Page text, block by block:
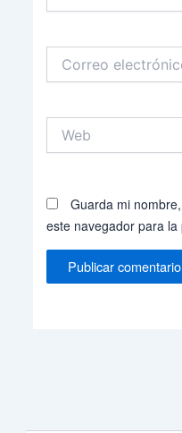
Correo
electrónico*
Web
Guarda mi
este navegador para